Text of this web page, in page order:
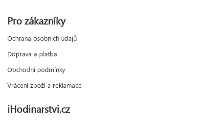
Pro zákazníky
Ochrana osobních údajů
Doprava a platba
Obchodní podmínky
Vrácení zboží a reklamace
iHodinarstvi.cz